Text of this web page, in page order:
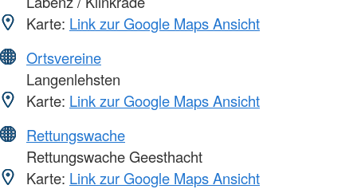
Karte: Link zur Google Maps Ansicht
Ortsvereine
Langenlehsten
Karte: Link zur Google Maps Ansicht
Rettungswache
Rettungswache Geesthacht
Karte: Link zur Google Maps Ansicht